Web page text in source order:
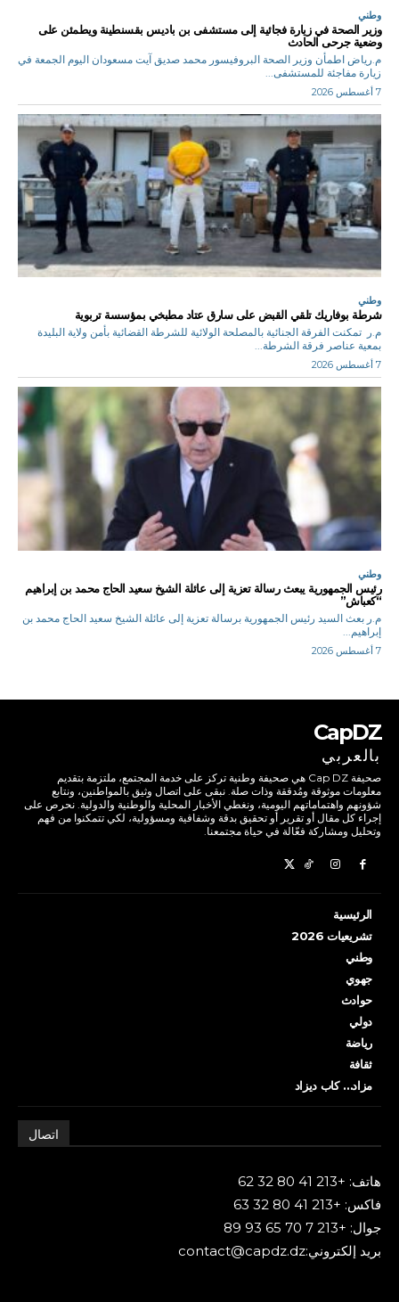
وطني
وزير الصحة في زيارة فجائية إلى مستشفى بن باديس بقسنطينة ويطمئن على
وضعية جرحى الحادث
م.رياض اطمأن وزير الصحة البروفيسور محمد صديق آيت مسعودان اليوم الجمعة في
زيارة مفاجئة للمستشفى...
7 أغسطس 2026
وطني
شرطة بوفاريك تلقي القبض على سارق عتاد مطبخي بمؤسسة تربوية
م.ر تمكنت الفرقة الجنائية بالمصلحة الولائية للشرطة القضائية بأمن ولاية البليدة
بمعية عناصر فرقة الشرطة...
7 أغسطس 2026
وطني
رئيس الجمهورية يبعث رسالة تعزية إلى عائلة الشيخ سعيد الحاج محمد بن إبراهيم
“كعباش”
م.ر بعث السيد رئيس الجمهورية برسالة تعزية إلى عائلة الشيخ سعيد الحاج محمد بن
إبراهيم...
7 أغسطس 2026
CapDZ
بالعربي
صحيفة Cap DZ هي صحيفة وطنية تركز على خدمة المجتمع، ملتزمة بتقديم
معلومات موثوقة ومُدققة وذات صلة. نبقى على اتصال وثيق بالمواطنين، ونتابع
شؤونهم واهتماماتهم اليومية، ونغطي الأخبار المحلية والوطنية والدولية. نحرص على
إجراء كل مقال أو تقرير أو تحقيق بدقة وشفافية ومسؤولية، لكي تتمكنوا من فهم
وتحليل ومشاركة فعّالة في حياة مجتمعنا.
الرئيسية
تشريعيات 2026
وطني
جهوي
حوادث
دولي
رياضة
ثقافة
مزاد… كاب ديزاد
اتصال
هاتف: +213 41 80 32 62
فاكس: +213 41 80 32 63
جوال: +213 7 70 65 93 89
بريد إلكتروني:contact@capdz.dz